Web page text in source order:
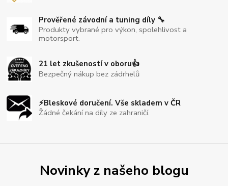
Prověřené závodní a tuning díly 🔧
Produkty vybrané pro výkon, spolehlivost a
motorsport.
21 let zkušeností v oboru👍
Bezpečný nákup bez zádrhelů
⚡Bleskové doručení. Vše skladem v ČR
Žádné čekání na díly ze zahraničí.
Novinky z našeho blogu